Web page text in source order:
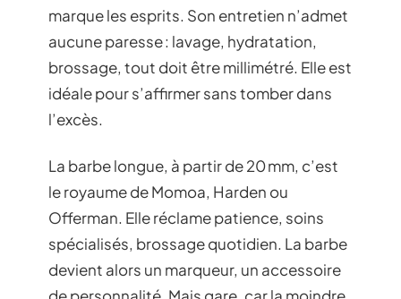
marque les esprits. Son entretien n’admet
aucune paresse : lavage, hydratation,
brossage, tout doit être millimétré. Elle est
idéale pour s’affirmer sans tomber dans
l’excès.
La barbe longue, à partir de 20 mm, c’est
le royaume de Momoa, Harden ou
Offerman. Elle réclame patience, soins
spécialisés, brossage quotidien. La barbe
devient alors un marqueur, un accessoire
de personnalité. Mais gare, car la moindre